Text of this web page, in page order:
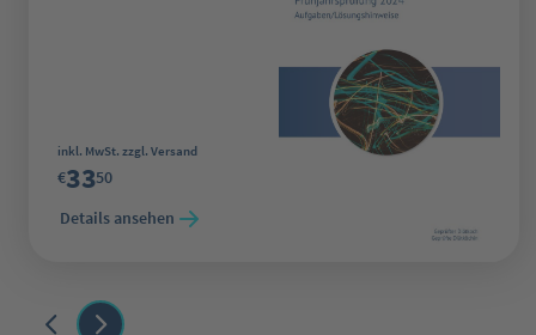
Regulärer Preis:
inkl. MwSt. zzgl. Versand
€3350
Details ansehen